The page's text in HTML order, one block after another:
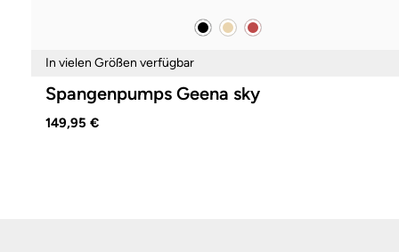
schwarz
beigerot
In vielen Größen verfügbar
Spangenpumps Geena sky
149,95 €